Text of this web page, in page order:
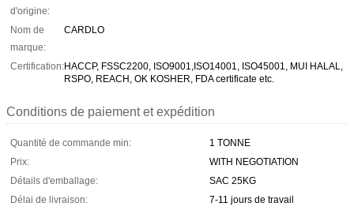
d'origine:
Nom de
marque:
CARDLO
Certification:HACCP, FSSC2200, ISO9001,ISO14001, ISO45001, MUI HALAL,
RSPO, REACH, OK KOSHER, FDA certificate etc.
Conditions de paiement et expédition
Quantité de commande min:
1 TONNE
Prix:
WITH NEGOTIATION
Détails d'emballage:
SAC 25KG
Délai de livraison:
7-11 jours de travail